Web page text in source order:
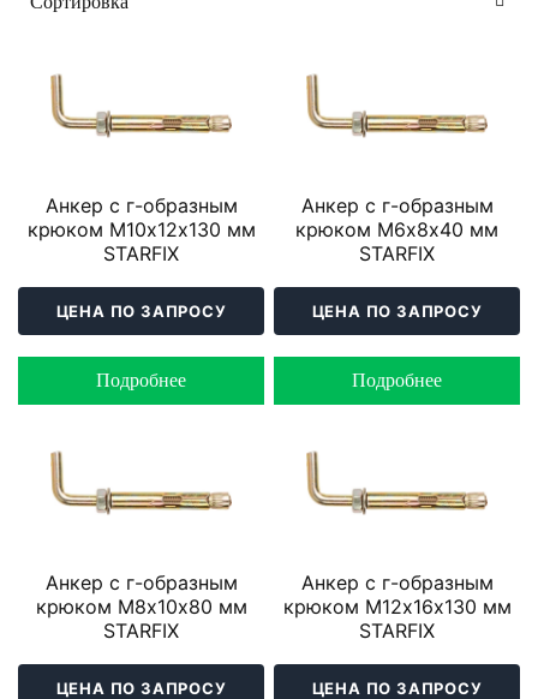
Анкер с г-образным
крюком М10х12х130 мм
STARFIX
ЦЕНА ПО ЗАПРОСУ
Подробнее
Анкер с г-образным
крюком М6х8х40 мм
STARFIX
ЦЕНА ПО ЗАПРОСУ
Подробнее
Анкер с г-образным
крюком М8х10х80 мм
STARFIX
ЦЕНА ПО ЗАПРОСУ
Анкер с г-образным
крюком М12х16х130 мм
STARFIX
ЦЕНА ПО ЗАПРОСУ